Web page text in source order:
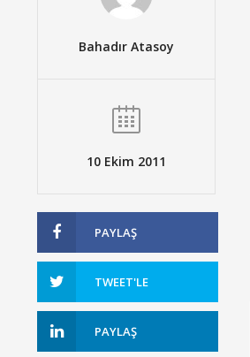
Bahadır Atasoy
10 Ekim 2011
PAYLAŞ
TWEET'LE
PAYLAŞ